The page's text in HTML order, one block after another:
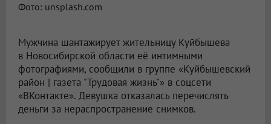
Фото: unsplash.com
Мужчина шантажирует жительницу Куйбышева
в Новосибирской области её интимными
фотографиями, сообщили в группе «Куйбышевский
район | газета "Трудовая жизнь"» в соцсети
«ВКонтакте». Девушка отказалась перечислять
деньги за нераспространение снимков.